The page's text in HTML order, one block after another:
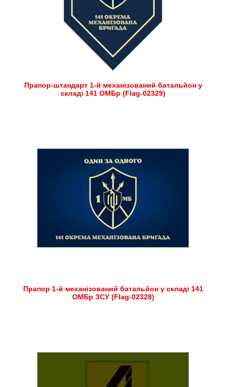
Прапор-штандарт 1-й механізований батальйон у
складі 141 ОМБр (Flag-02329)
Прапор 1-й механізований батальйон у складі 141
ОМБр ЗСУ (Flag-02328)